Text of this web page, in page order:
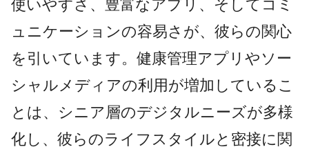
使いやすさ、豊富なアプリ、そしてコミ
ュニケーションの容易さが、彼らの関心
を引いています。健康管理アプリやソー
シャルメディアの利用が増加しているこ
とは、シニア層のデジタルニーズが多様
化し、彼らのライフスタイルと密接に関